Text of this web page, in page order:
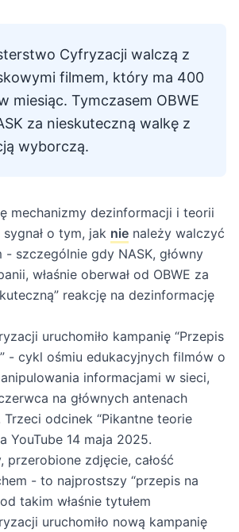
Cyfryzacji walczą z
filmem, który ma 400
miesiąc. Tymczasem OBWE
za nieskuteczną walkę z
wyborczą.
mechanizmy dezinformacji i teorii
o tym, jak nie należy walczyć
szczególnie gdy NASK, główny
właśnie oberwał od OBWE za
reakcję na dezinformację
uruchomiło kampanię “Przepis
- cykl ośmiu edukacyjnych filmów o
informacjami w sieci,
na głównych antenach
odcinek “Pikantne teorie
YouTube 14 maja 2025.
przerobione zdjęcie, całość
- to najprostszy “przepis na
takim właśnie tytułem
uruchomiło nową kampanię